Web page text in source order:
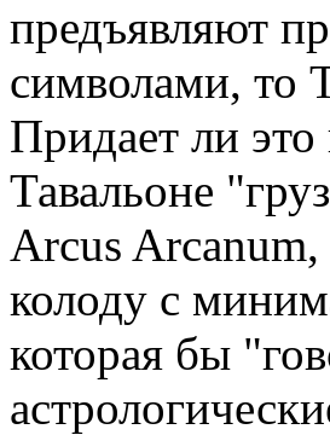
предъявляют
символами, то
Придает ли это
Тавальоне
Arcus Arcanum,
колоду с
которая бы